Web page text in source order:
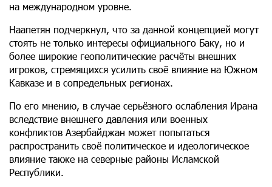
на международном уровне.
Наапетян подчеркнул, что за данной концепцией могут
стоять не только интересы официального Баку, но и
более широкие геополитические расчёты внешних
игроков, стремящихся усилить своё влияние на Южном
Кавказе и в сопредельных регионах.
По его мнению, в случае серьёзного ослабления Ирана
вследствие внешнего давления или военных
конфликтов Азербайджан может попытаться
распространить своё политическое и идеологическое
влияние также на северные районы Исламской
Республики.